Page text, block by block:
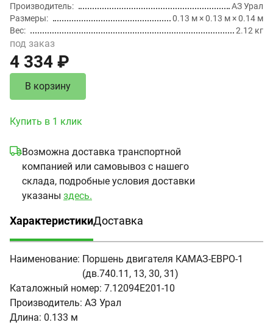
Производитель
АЗ Урал
Размеры
0.13 м × 0.13 м × 0.14 м
Вес
2.12 кг
под заказ
4 334 ₽
В корзину
Купить в 1 клик
Возможна доставка транспортной
компанией или самовывоз с нашего
склада, подробные условия доставки
указаны здесь.
Характеристики
(активная вкладка)
Доставка
Наименование: Поршень двигателя КАМАЗ-ЕВРО-1
(дв.740.11, 13, 30, 31)
Каталожный номер: 7.12094Е201-10
Производитель: АЗ Урал
Длина: 0.133 м